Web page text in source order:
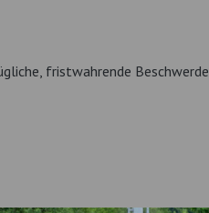
fristwahrende Beschwerde